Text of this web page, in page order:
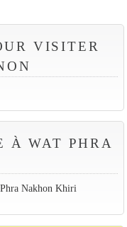
VISITER
À WAT PHRA
Nakhon Khiri